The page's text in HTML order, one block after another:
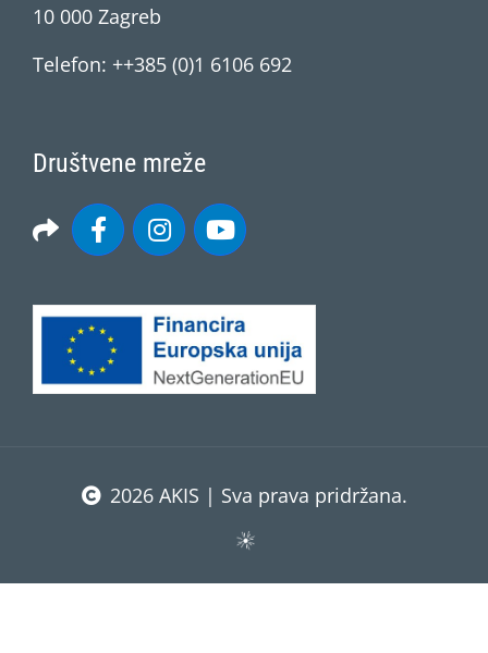
10 000 Zagreb
Telefon: ++385 (0)1 6106 692
Društvene mreže
2026 AKIS | Sva prava pridržana.